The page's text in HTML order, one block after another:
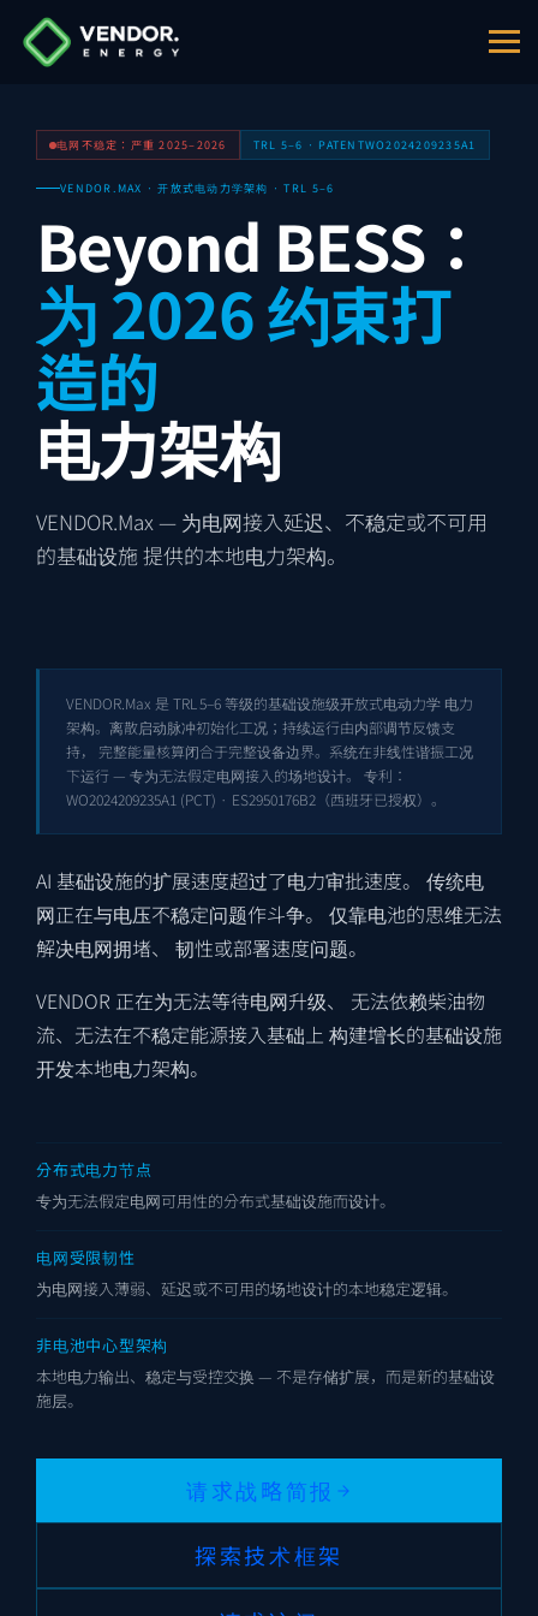
电网不稳定：严重 2025–2026 TRL 5–6 · PATENTWO2024209235A1
VENDOR.MAX · 开放式电动力学架构 · TRL 5–6
Beyond BESS：
为 2026 约束打
造的
电力架构
VENDOR.Max — 为电网接入延迟、不稳定或不可用
的基础设施 提供的本地电力架构。
VENDOR.Max 是 TRL 5–6 等级的基础设施级开放式电动力学 电力
架构。离散启动脉冲初始化工况；持续运行由内部调节反馈支
持， 完整能量核算闭合于完整设备边界。系统在非线性谐振工况
下运行 — 专为无法假定电网接入的场地设计。 专利：
WO2024209235A1 (PCT) · ES2950176B2 （西班牙已授权）。
AI 基础设施的扩展速度超过了电力审批速度。 传统电
网正在与电压不稳定问题作斗争。 仅靠电池的思维无法
解决电网拥堵、 韧性或部署速度问题。
VENDOR 正在为无法等待电网升级、 无法依赖柴油物
流、无法在不稳定能源接入基础上 构建增长的基础设施
开发本地电力架构。
分布式电力节点
专为无法假定电网可用性的分布式基础设施而设计。
电网受限韧性
为电网接入薄弱、延迟或不可用的场地设计的本地稳定逻辑。
非电池中心型架构
本地电力输出、稳定与受控交换 — 不是存储扩展，而是新的基础设
施层。
请求战略简报
探索技术框架